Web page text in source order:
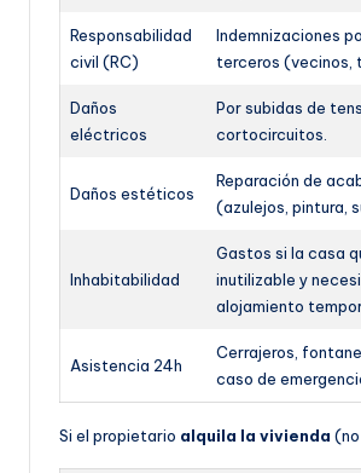
Responsabilidad
civil (RC)
Indemnizaciones
terceros (vecinos,
Daños
eléctricos
Por subidas de
cortocircuitos.
Daños estéticos
Reparación de
(azulejos, pintura,
Inhabitabilidad
Gastos si la casa
inutilizable y
alojamiento
Asistencia 24h
Cerrajeros,
caso de
Si el propietario alquila la vivienda